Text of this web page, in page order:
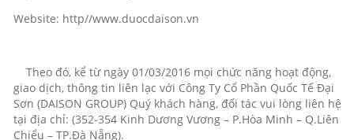
Website: http//www.duocdaison.vn
Theo đó, kể từ ngày 01/03/2016 mọi chức năng hoạt động,
giao dịch, thông tin liên lạc với Công Ty Cổ Phần Quốc Tế Đại
Sơn (DAISON GROUP) Quý khách hàng, đối tác vui lòng liên hệ
tại địa chỉ: (352-354 Kinh Dương Vương – P.Hòa Minh – Q.Liên
Chiểu – TP.Đà Nẵng).